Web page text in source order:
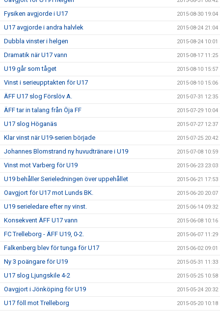
Fysiken avgjorde i U17 2015-08-30 19:04
U17 avgjorde i andra halvlek 2015-08-24 21:04
Dubbla vinster i helgen 2015-08-24 10:01
Dramatik när U17 vann 2015-08-17 11:25
U19 går som tåget 2015-08-10 15:57
Vinst i serieupptakten för U17 2015-08-10 15:06
ÄFF U17 slog Förslöv A. 2015-07-31 12:35
ÄFF tar in talang från Öja FF 2015-07-29 10:04
U17 slog Höganäs 2015-07-27 12:37
Klar vinst när U19-serien började 2015-07-25 20:42
Johannes Blomstrand ny huvudtränare i U19 2015-07-08 10:59
Vinst mot Varberg för U19 2015-06-23 23:03
U19 behåller Serieledningen över uppehållet 2015-06-21 17:53
Oavgjort för U17 mot Lunds BK. 2015-06-20 20:07
U19 serieledare efter ny vinst. 2015-06-14 09:32
Konsekvent ÄFF U17 vann 2015-06-08 10:16
FC Trelleborg - ÄFF U19, 0-2. 2015-06-07 11:29
Falkenberg blev för tunga för U17 2015-06-02 09:01
Ny 3 poängare för U19 2015-05-31 11:33
U17 slog Ljungskile 4-2 2015-05-25 10:58
Oavgjort i Jönköping för U19 2015-05-24 20:32
U17 föll mot Trelleborg 2015-05-20 10:18